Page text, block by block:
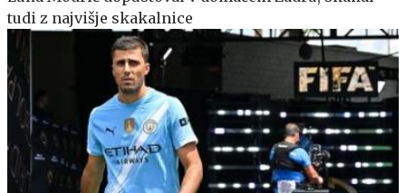
tudi z najvišje skakalnice